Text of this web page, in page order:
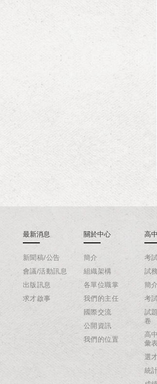
指定科目考試試題與
106學年度學科能力測驗
解析-社會考科
最新消息
新聞稿/公告
會議/活動訊息
出版訊息
求才啟事
關於中心
簡介
組織架構
各單位職掌
我們的主任
國際交流
公開資訊
我們的位置
高
考
試
簡介
考
試
卷
高
彙表
選
統